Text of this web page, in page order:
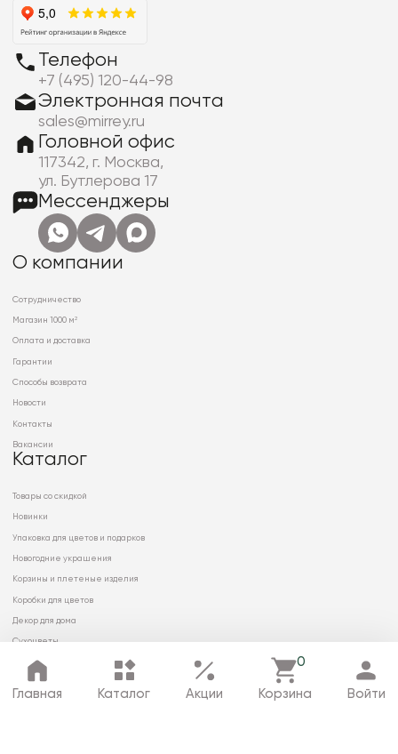
Главная Каталог Акции
0
Корзина Войти
Телефон
+7 (495) 120-44-98
Электронная почта
sales@mirrey.ru
Головной офис
117342, г. Москва,
ул. Бутлерова 17
Мессенджеры
О компании
Сотрудничество
Магазин 1000 м²
Оплата и доставка
Гарантии
Способы возврата
Новости
Контакты
Вакансии
Каталог
Товары со скидкой
Новинки
Упаковка для цветов и подарков
Новогодние украшения
Корзины и плетеные изделия
Коробки для цветов
Декор для дома
Сухоцветы
© 2026 ООО «МИРРЭЙ»